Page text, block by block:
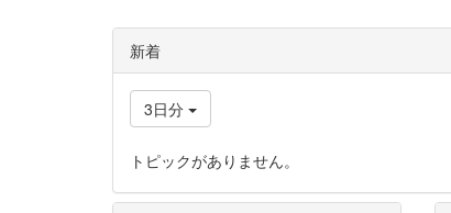
新着
3日分
トピックがありません。